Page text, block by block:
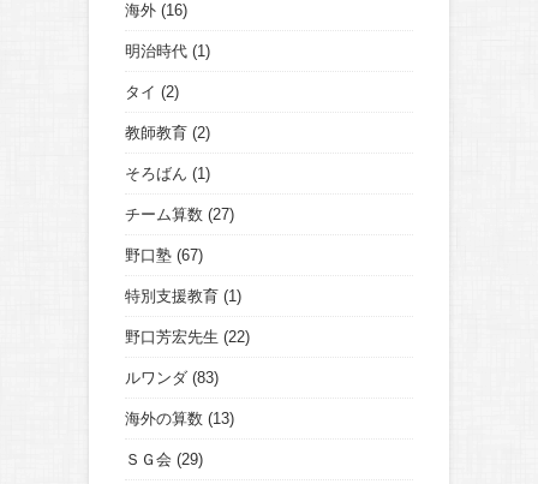
海外 (16)
明治時代 (1)
タイ (2)
教師教育 (2)
そろばん (1)
チーム算数 (27)
野口塾 (67)
特別支援教育 (1)
野口芳宏先生 (22)
ルワンダ (83)
海外の算数 (13)
ＳＧ会 (29)